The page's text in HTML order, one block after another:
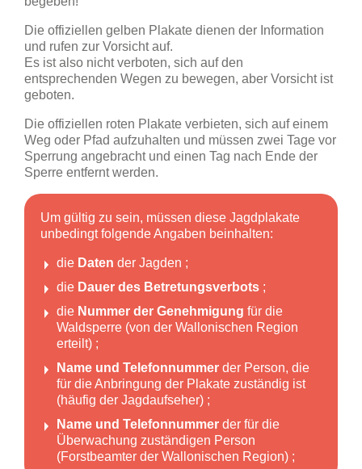
Die offiziellen gelben Plakate dienen der Information
und rufen zur Vorsicht auf.
Es ist also nicht verboten, sich auf den
entsprechenden Wegen zu bewegen, aber Vorsicht ist
geboten.
Die offiziellen roten Plakate verbieten, sich auf einem
Weg oder Pfad aufzuhalten und müssen zwei Tage vor
Sperrung angebracht und einen Tag nach Ende der
Sperre entfernt werden.
Um gültig zu sein, müssen diese Jagdplakate
unbedingt folgende Angaben beinhalten:
die Daten der Jagden ;
die Dauer des Betretungsverbots ;
die Nummer der Genehmigung für die
Waldsperre (von der Wallonischen Region
erteilt) ;
Name und Telefonnummer der Person, die
für die Anbringung der Plakate zuständig ist
(häufig der Jagdaufseher) ;
Name und Telefonnummer der für die
Überwachung zuständigen Person
(Forstbeamter der Wallonischen Region) ;